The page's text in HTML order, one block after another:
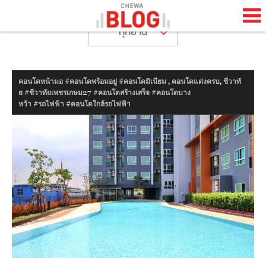
HOME
CHEWA BLOG
ABOUT BLOG
HAPPENING
LIFESTYLE
HOW TO
COOL STUFF
ทุกย่าน
คอนโดหน้ามอ #คอนโดพร้อมอยู่ #คอนโดมิเนียม , คอนโดแต่งครบ, ชีวาทั
ย #ชีวาทัยเพชรเกษม27 #คอนโดสร้างเสร็จ #คอนโดบาง
หว้า #รถไฟฟ้า #คอนโดใกล้รถไฟฟ้า